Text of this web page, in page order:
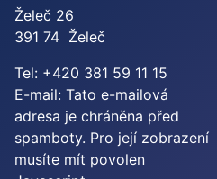
Želeč 26
391 74 Želeč
Tel: +420 381 59 11 15
E-mail: Tato e-mailová
adresa je chráněna před
spamboty. Pro její zobrazení
musíte mít povolen